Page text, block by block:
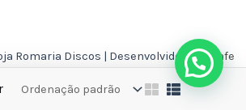
Romaria Discos | Desenvolvido porAsafe